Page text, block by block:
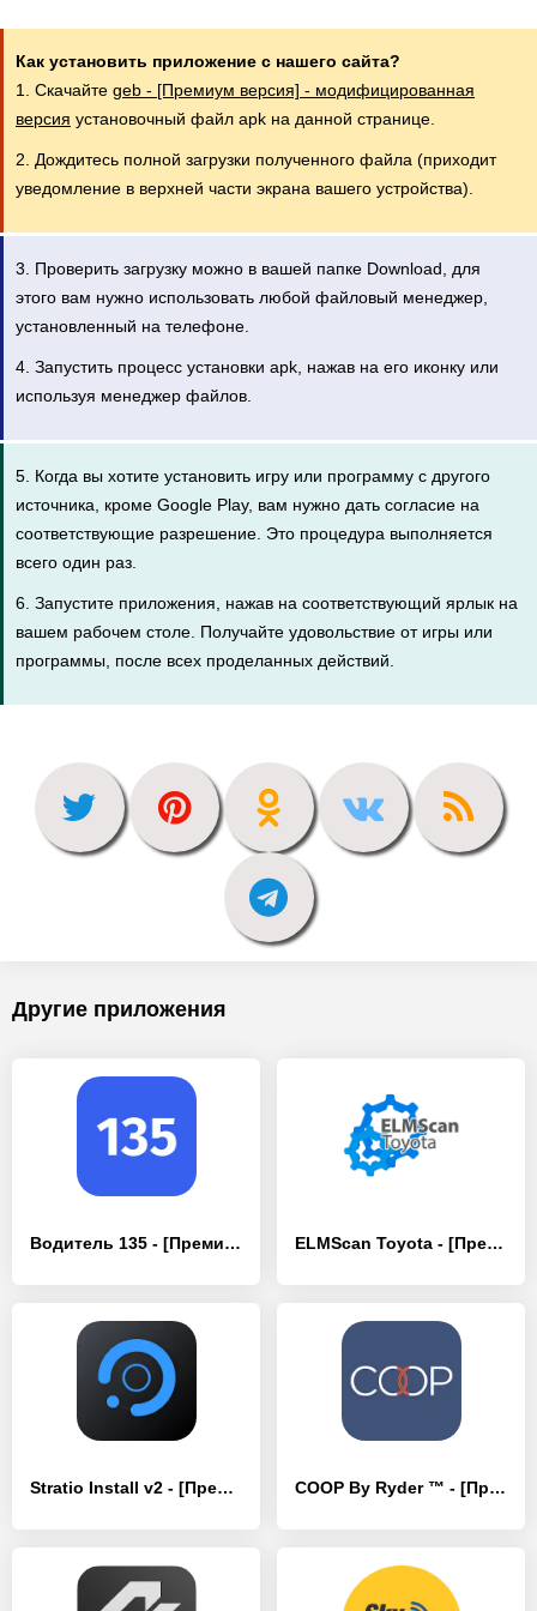
Как установить приложение с нашего сайта?
1. Скачайте geb - [Премиум версия] - модифицированная
версия установочный файл apk на данной странице.
2. Дождитесь полной загрузки полученного файла (приходит
уведомление в верхней части экрана вашего устройства).
3. Проверить загрузку можно в вашей папке Download, для
этого вам нужно использовать любой файловый менеджер,
установленный на телефоне.
4. Запустить процесс установки apk, нажав на его иконку или
используя менеджер файлов.
5. Когда вы хотите установить игру или программу с другого
источника, кроме Google Play, вам нужно дать согласие на
соответствующие разрешение. Это процедура выполняется
всего один раз.
6. Запустите приложения, нажав на соответствующий ярлык на
вашем рабочем столе. Получайте удовольствие от игры или
программы, после всех проделанных действий.
Другие приложения
Водитель 135 - [Премиум версия] ELMScan Toyota - [Премиум версия]
Stratio Install v2 - [Премиум версия] COOP By Ryder ™ - [Премиум версия]